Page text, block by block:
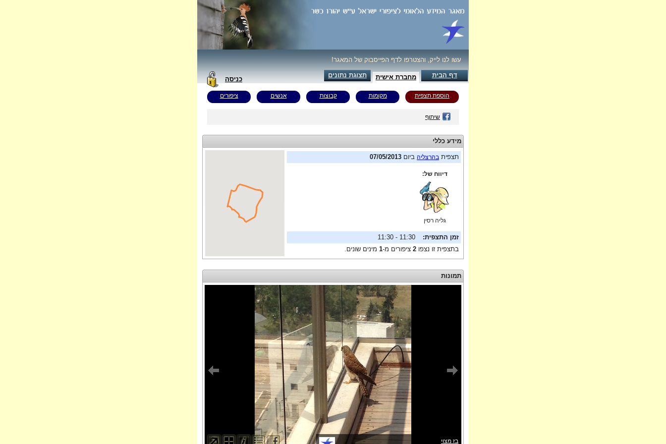
עשו לנו לייק, והצטרפו לדף הפייסבוק של המאגר!
דף הבית מחברת אישית תצוגת נתונים
כניסה
הוספת תצפית מקומות קבוצות אנשים ציפורים
שיתוף
מידע כללי
תצפית בהרצליה ביום 07/05/2013
דיווח של:
גליה רסין
זמן התצפית:
11:30 - 11:30
בתצפית זו נצפו 2 ציפורים מ-1 מינים שונים.
תמונות
בז מצוי